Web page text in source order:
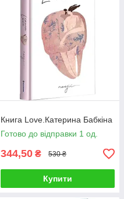
Книга Love.Катерина Бабкіна
Готово до відправки 1 од.
344,50 ₴ 530 ₴
Купити